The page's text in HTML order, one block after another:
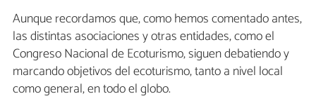
Aunque recordamos que, como hemos comentado antes,
las distintas asociaciones y otras entidades, como el
Congreso Nacional de Ecoturismo, siguen debatiendo y
marcando objetivos del ecoturismo, tanto a nivel local
como general, en todo el globo.